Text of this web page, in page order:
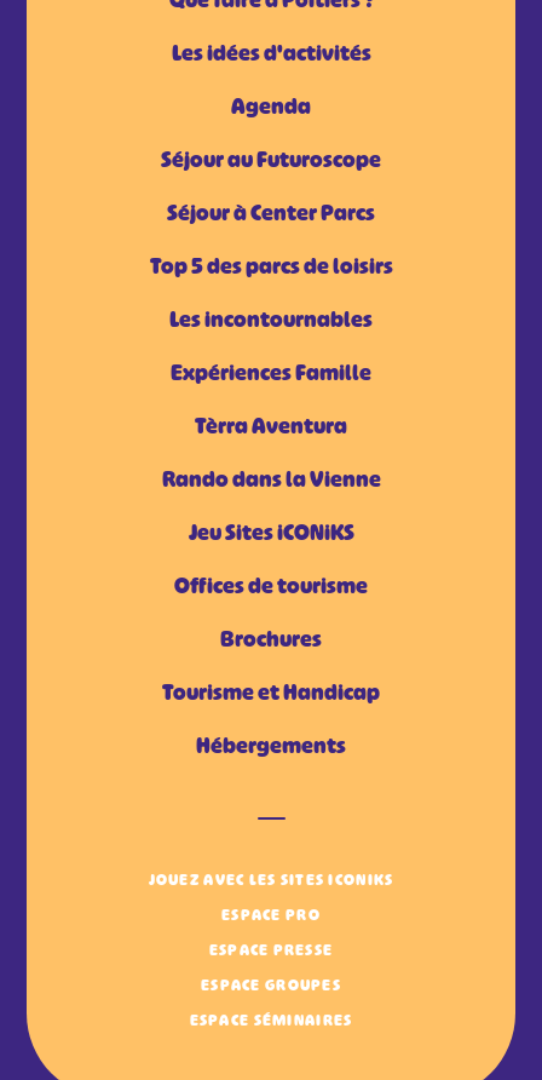
Les idées d'activités
Agenda
Séjour au Futuroscope
Séjour à Center Parcs
Top 5 des parcs de loisirs
Les incontournables
Expériences Famille
Tèrra Aventura
Rando dans la Vienne
Jeu Sites iCONiKS
Offices de tourisme
Brochures
Tourisme et Handicap
Hébergements
JOUEZ AVEC LES SITES ICONIKS
ESPACE PRO
ESPACE PRESSE
ESPACE GROUPES
ESPACE SÉMINAIRES